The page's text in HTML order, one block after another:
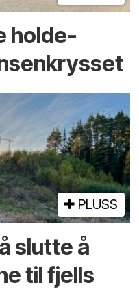
holde­
PLUSS
slutte å
til fjells